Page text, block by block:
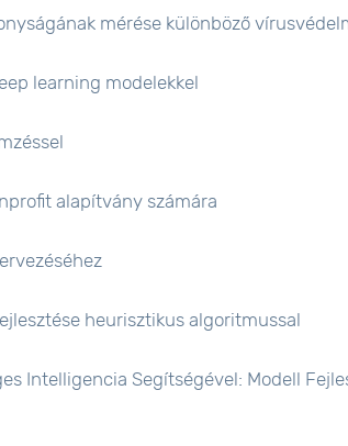
mérése különböző
learning modelekkel
alapítvány számára
heurisztikus algoritmussal
Intelligencia Segítségével: Modell